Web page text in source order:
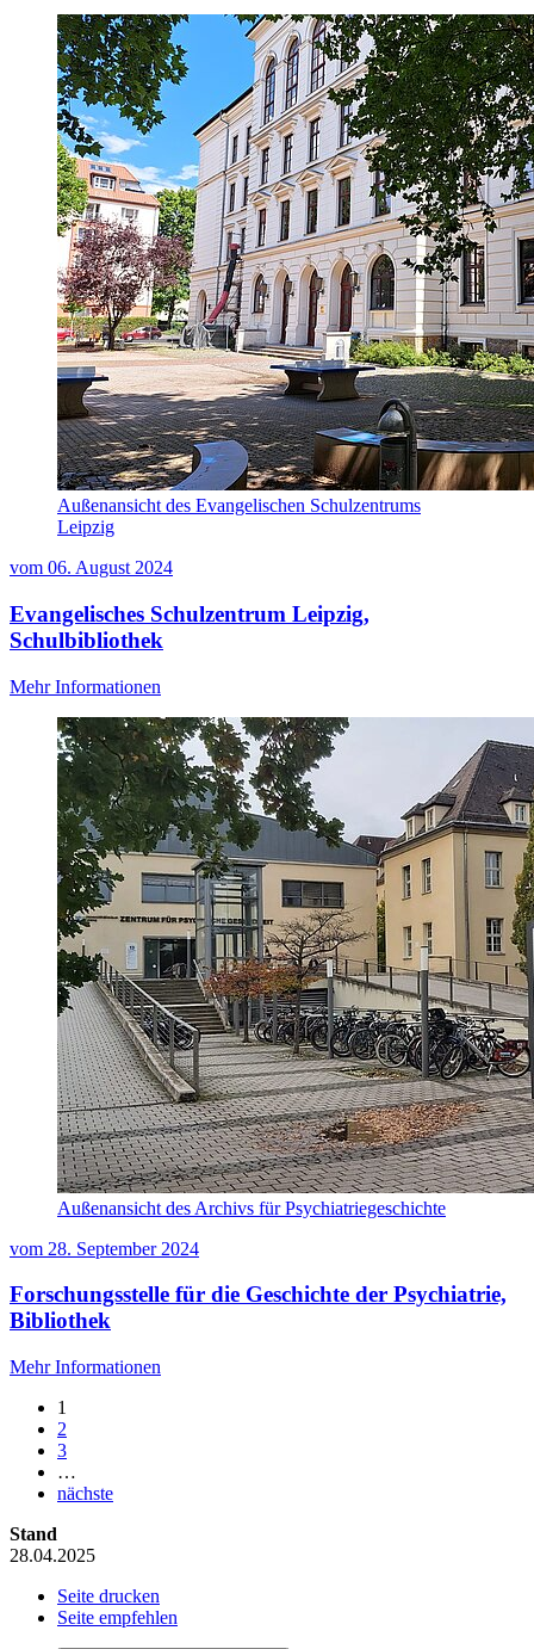
Außenansicht des Evangelischen Schulzentrums
Leipzig
vom 06. August 2024
Evangelisches Schulzentrum Leipzig,
Schulbibliothek
Mehr Informationen
Außenansicht des Archivs für Psychiatriegeschichte
vom 28. September 2024
Forschungsstelle für die Geschichte der Psychiatrie,
Bibliothek
Mehr Informationen
1
2
3
…
nächste
Stand
28.04.2025
Seite drucken
Seite empfehlen